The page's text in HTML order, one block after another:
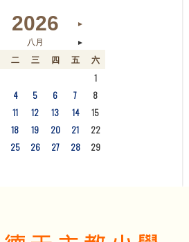
2026
►
八月 ►
二 三 四 五
六
1
4 5 6 7
8
11 12 13 14
15
18 19 20 21
22
25 26 27 28
29